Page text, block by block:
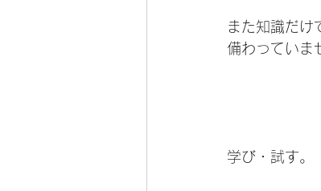
また知識だけ
備わっていま
学び・試す。